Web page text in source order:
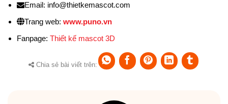
Email: info@thietkemascot.com
Trang web: www.puno.vn
Fanpage: Thiết kế mascot 3D
Chia sẻ bài viết trên: